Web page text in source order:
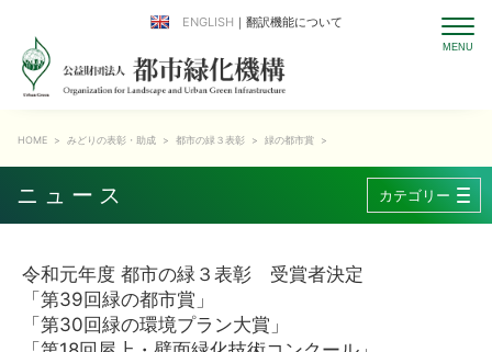
ENGLISH ｜翻訳機能について
ニュース
HOME > みどりの表彰・助成 > 都市の緑３表彰 > 緑の都市賞 >
令和元年度 都市の緑３表彰 受賞者決定
「第39回緑の都市賞」
「第30回緑の環境プラン大賞」
カテゴリー